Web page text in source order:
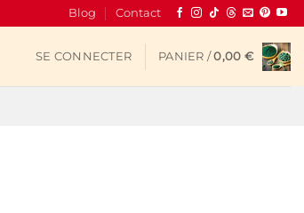
Blog Contact
SE CONNECTER PANIER /0,00 €